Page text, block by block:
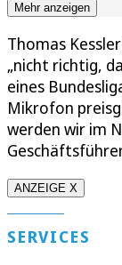
Mehr anzeigen
Thomas
„nicht richtig,
eines
Mikrofon
werden wir im
ANZEIGE X
SERVICES